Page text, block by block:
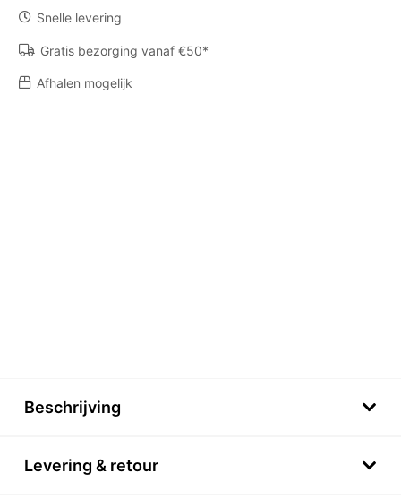
Roma
aantal
Snelle levering
Gratis bezorging vanaf €50*
Afhalen mogelijk
Beschrijving
Levering & retour